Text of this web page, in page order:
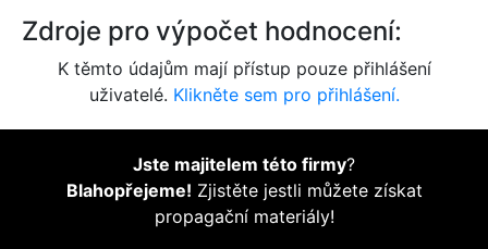
Zdroje pro výpočet hodnocení:
K těmto údajům mají přístup pouze přihlášení
uživatelé. Klikněte sem pro přihlášení.
Jste majitelem této firmy?
Blahopřejeme! Zjistěte jestli můžete získat
propagační materiály!